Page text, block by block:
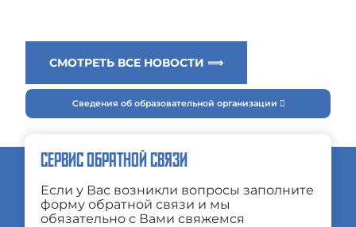
СМОТРЕТЬ ВСЕ НОВОСТИ ⟹
Сведения об образовательной организации
СЕРВИС ОБРАТНОЙ СВЯЗИ
Если у Вас возникли вопросы заполните
форму обратной связи и мы
обязательно с Вами свяжемся